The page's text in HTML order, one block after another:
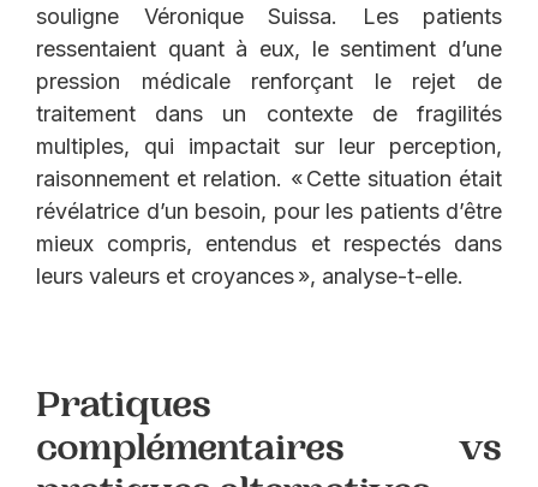
souligne Véronique Suissa. Les patients
ressentaient quant à eux, le sentiment d’une
pression médicale renforçant le rejet de
traitement dans un contexte de fragilités
multiples, qui impactait sur leur perception,
raisonnement et relation. « Cette situation était
révélatrice d’un besoin, pour les patients d’être
mieux compris, entendus et respectés dans
leurs valeurs et croyances », analyse-t-elle.
Pratiques
complémentaires vs